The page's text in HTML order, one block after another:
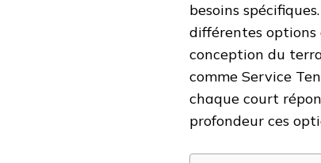
besoins
différentes options
conception du
comme Service
chaque court
profondeur ces